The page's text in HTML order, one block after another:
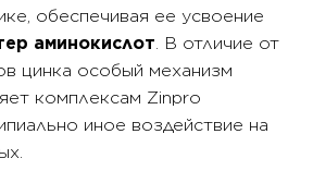
обеспечивая ее усвоение
аминокислот. В отличие от
цинка особый механизм
комплексам Zinpro
иное воздействие на